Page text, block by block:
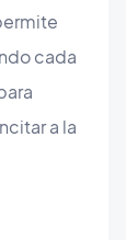
cada
a la